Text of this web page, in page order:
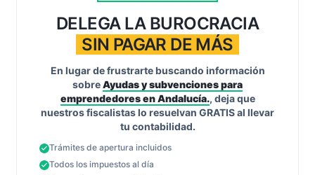
DELEGA LA BUROCRACIA
SIN PAGAR DE MÁS
En lugar de frustrarte buscando información
sobreAyudas y subvenciones para
emprendedores en Andalucía., deja que
nuestros fiscalistas lo resuelvan GRATIS al llevar
tu contabilidad.
Trámites de apertura incluidos
Todos los impuestos al día